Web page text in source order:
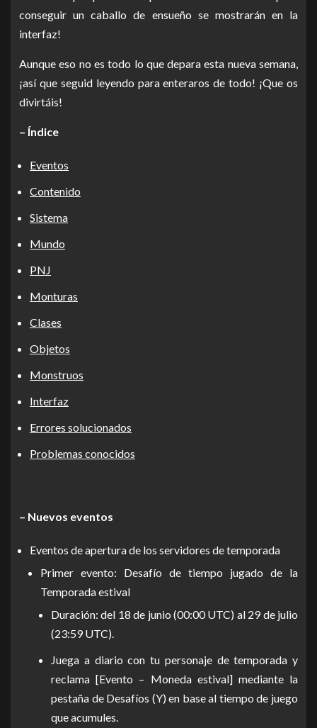
conseguir un caballo de ensueño se mostrarán en la
interfaz!
Aunque eso no es todo lo que depara esta nueva semana,
¡así que seguid leyendo para enteraros de todo! ¡Que os
divirtáis!
– Índice
Eventos
Contenido
Sistema
Mundo
PNJ
Monturas
Clases
Objetos
Monstruos
Interfaz
Errores solucionados
Problemas conocidos
– Nuevos eventos
Eventos de apertura de los servidores de temporada
Primer evento: Desafío de tiempo jugado de la
Temporada estival
Duración: del 18 de junio (00:00 UTC) al 29 de julio
(23:59 UTC).
Juega a diario con tu personaje de temporada y
reclama [Evento – Moneda estival] mediante la
pestaña de Desafíos (Y) en base al tiempo de juego
que acumules.